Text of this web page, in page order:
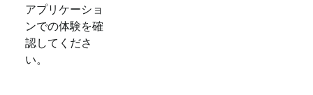
アプリケーショ
ンでの体験を確
認してくださ
い。